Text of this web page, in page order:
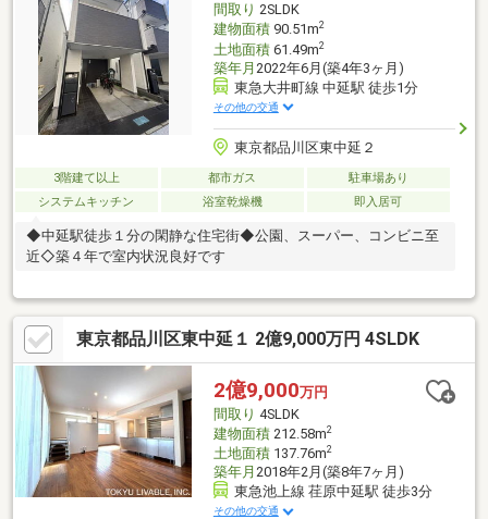
間取り 2SLDK
建物面積90.51m2
土地面積61.49m2
築年月 2022年6月(築4年3ヶ月)
東急大井町線 中延駅 徒歩1分
その他の交通
東京都品川区東中延２
3階建て以上 都市ガス
駐車場あり
システムキッチン
浴室乾燥機 即入居可
◆中延駅徒歩１分の閑静な住宅街◆公園、スーパー、コンビニ至
近◇築４年で室内状況良好です
東京都品川区東中延１ 2億9,000万円 4SLDK
2億9,000万円
間取り 4SLDK
建物面積212.58m2
土地面積137.76m2
築年月 2018年2月(築8年7ヶ月)
東急池上線 荏原中延駅 徒歩3分
その他の交通